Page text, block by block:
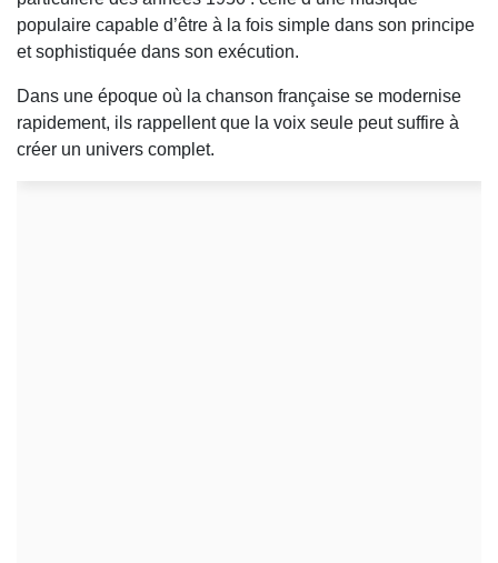
populaire capable d’être à la fois simple dans son principe
et sophistiquée dans son exécution.
Dans une époque où la chanson française se modernise
rapidement, ils rappellent que la voix seule peut suffire à
créer un univers complet.